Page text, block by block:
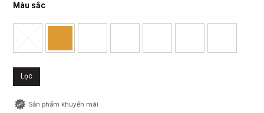
Màu sắc
Lọc
Sản phẩm khuyến mãi